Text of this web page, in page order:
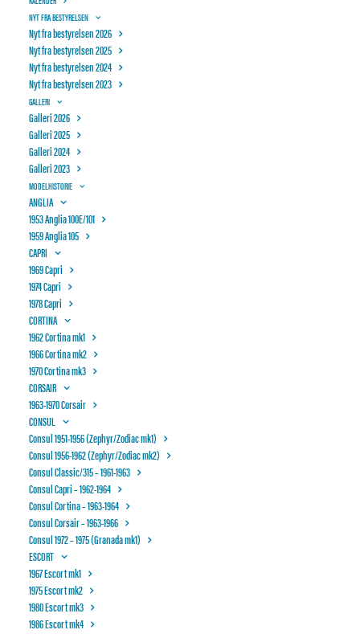
NYT FRA BESTYRELSEN
Nyt fra bestyrelsen 2026
Nyt fra bestyrelsen 2025
Nyt fra bestyrelsen 2024
Nyt fra bestyrelsen 2023
GALLERI
Galleri 2026
Galleri 2025
Galleri 2024
Galleri 2023
MODELHISTORIE
ANGLIA
1953 Anglia 100E/101
1959 Anglia 105
CAPRI
1969 Capri
1974 Capri
1978 Capri
CORTINA
1962 Cortina mk1
1966 Cortina mk2
1970 Cortina mk3
CORSAIR
1963-1970 Corsair
CONSUL
Consul 1951-1956 (Zephyr/Zodiac mk1)
Consul 1956-1962 (Zephyr/Zodiac mk2)
Consul Classic/315 – 1961-1963
Consul Capri – 1962-1964
Consul Cortina – 1963-1964
Consul Corsair – 1963-1966
Consul 1972 – 1975 (Granada mk1)
ESCORT
1967 Escort mk1
1975 Escort mk2
1980 Escort mk3
1986 Escort mk4
OTTERUP BILSYN
NYT FRA BESTYRELSEN 2023
Nyt fra Motorhistorisk Samråd (MHS) om
historiske nummerplader
27 november, 2023
LÆS MERE...
Søg